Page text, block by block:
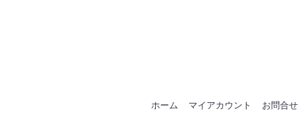
ホーム マイアカウント お問合せ